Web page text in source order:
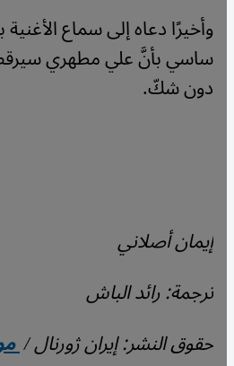
وأخيرًا دعاه إلى سماع
ساسي بأنَّ علي مطهري
دون شكّ.
إيمان أصلاني
ترجمة: رائد الباش
حقوق النشر: إيران ژورنال /